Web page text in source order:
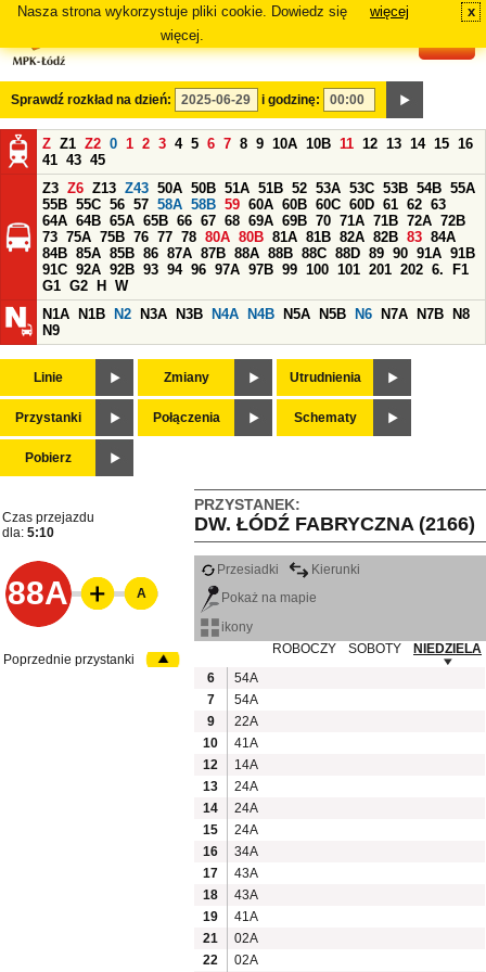
Nasza strona wykorzystuje pliki cookie. Dowiedz się
więcej.
więcej x
Sprawdź rozkład na dzień: i godzinę:
Z Z1 Z2 0 1 2 3 4 5 6 7 8 9 10A 10B 11 12 13 14 15 16
41 43 45
Z3 Z6 Z13 Z43 50A 50B 51A 51B 52 53A 53C 53B 54B 55A
55B 55C 56 57 58A 58B 59 60A 60B 60C 60D 61 62 63
64A 64B 65A 65B 66 67 68 69A 69B 70 71A 71B 72A 72B
73 75A 75B 76 77 78 80A 80B 81A 81B 82A 82B 83 84A
84B 85A 85B 86 87A 87B 88A 88B 88C 88D 89 90 91A 91B
91C 92A 92B 93 94 96 97A 97B 99 100 101 201 202 6.
F1
G1 G2 H
W
N1A
N1B N2 N3A N3B N4A N4B N5A N5B N6 N7A N7B
N8
N9
Linie Zmiany Utrudnienia
Przystanki Połączenia Schematy
Pobierz
PRZYSTANEK:
DW. ŁÓDŹ FABRYCZNA (2166)
Czas przejazdu
dla: 5:10
88A
Przesiadki
Kierunki
Pokaż na mapie
ikony
ROBOCZY
SOBOTY
NIEDZIELA
6
54A
7
54A
9
22A
10
41A
12
14A
13
24A
14
24A
15
24A
16
34A
17
43A
18
43A
19
41A
21
02A
22
02A
A
Poprzednie przystanki